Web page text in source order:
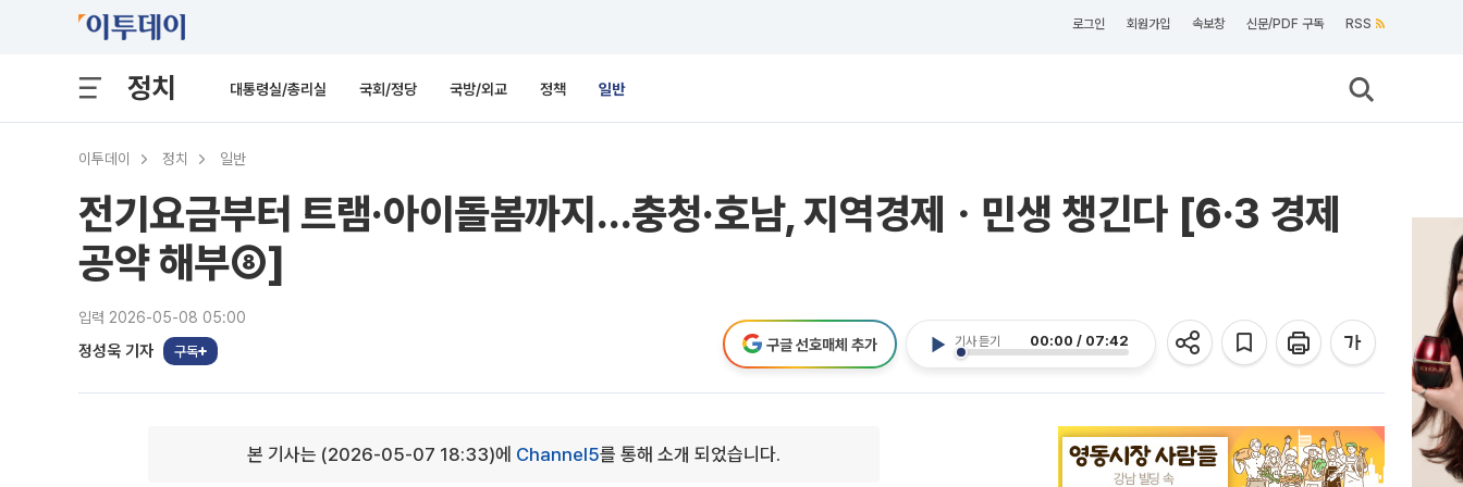
로그인 회원가입 속보창 신문/PDF 구독 RSS
정치 대통령실/총리실 국회/정당 국방/외교 정책 일반
이투데이 정치 일반
전기요금부터 트램·아이돌봄까지…충청·호남, 지역경제ㆍ민생 챙긴다 [6·3 경제
공약 해부⑧]
입력 2026-05-08 05:00
정성욱 기자 구독
기사 듣기 00:00 / 07:42
구글 선호매체 추가
본 기사는 (2026-05-07 18:33)에 Channel5를 통해 소개 되었습니다.